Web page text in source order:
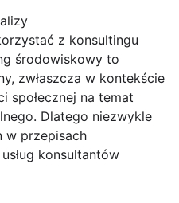
z konsultingu
środowiskowy to
zwłaszcza w kontekście
społecznej na temat
Dlatego niezwykle
w przepisach
konsultantów